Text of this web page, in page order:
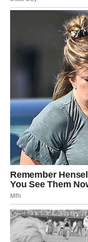
Ali ponekad bira da
Ponekad bira da
Ponekad se nada da
Međutim, zvijezde
više neće biti
Jedna istina izlazi na
Možda će se
Možda na nekoga ko
je bio spreman dati.
Možda na situaciju
život.